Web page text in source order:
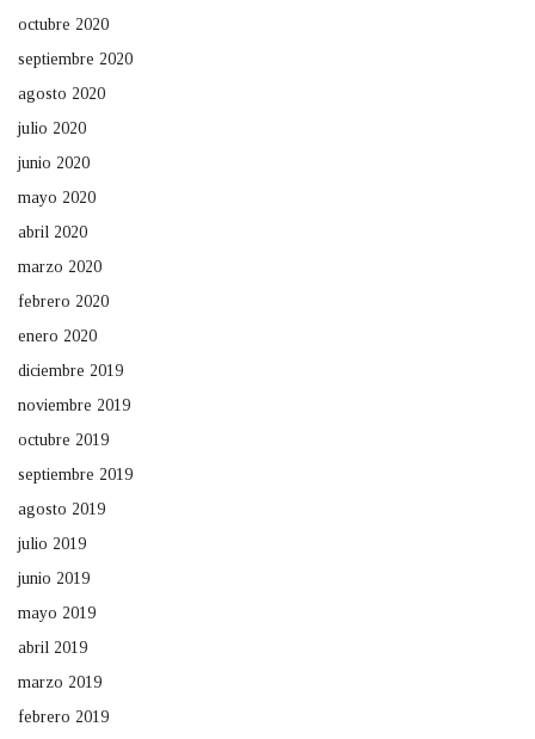
octubre 2020
septiembre 2020
agosto 2020
julio 2020
junio 2020
mayo 2020
abril 2020
marzo 2020
febrero 2020
enero 2020
diciembre 2019
noviembre 2019
octubre 2019
septiembre 2019
agosto 2019
julio 2019
junio 2019
mayo 2019
abril 2019
marzo 2019
febrero 2019